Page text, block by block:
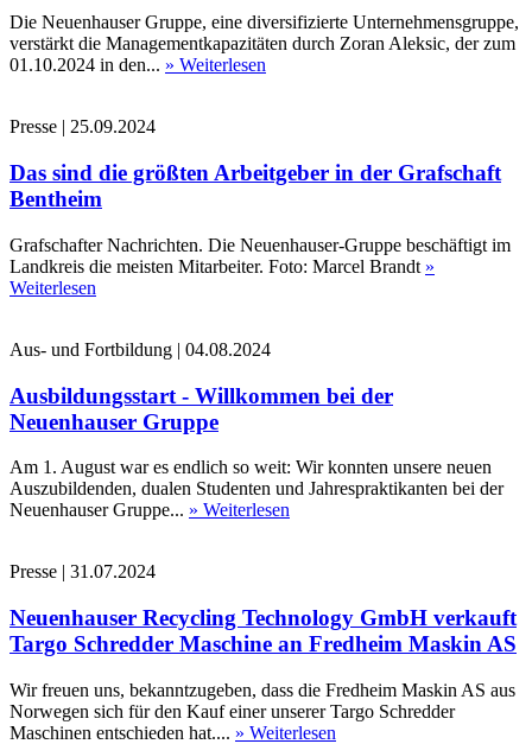
Die Neuenhauser Gruppe, eine diversifizierte Unternehmensgruppe,
verstärkt die Managementkapazitäten durch Zoran Aleksic, der zum
01.10.2024 in den... » Weiterlesen
Presse | 25.09.2024
Das sind die größten Arbeitgeber in der Grafschaft
Bentheim
Grafschafter Nachrichten. Die Neuenhauser-Gruppe beschäftigt im
Landkreis die meisten Mitarbeiter. Foto: Marcel Brandt »
Weiterlesen
Aus- und Fortbildung | 04.08.2024
Ausbildungsstart - Willkommen bei der
Neuenhauser Gruppe
Am 1. August war es endlich so weit: Wir konnten unsere neuen
Auszubildenden, dualen Studenten und Jahrespraktikanten bei der
Neuenhauser Gruppe... » Weiterlesen
Presse | 31.07.2024
Neuenhauser Recycling Technology GmbH verkauft
Targo Schredder Maschine an Fredheim Maskin AS
Wir freuen uns, bekanntzugeben, dass die Fredheim Maskin AS aus
Norwegen sich für den Kauf einer unserer Targo Schredder
Maschinen entschieden hat.... » Weiterlesen